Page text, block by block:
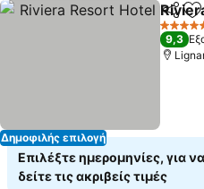
Δημοφιλής επιλογή
5
9,3
Επιλέξτε ημερομηνίες, για να
δείτε τις ακριβείς τιμές